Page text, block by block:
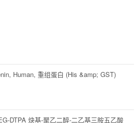
Human, 重组蛋白 (His &amp; GST)
Alkyne-PEG-DTPA 炔基-聚乙二醇-二乙基三胺五乙酸